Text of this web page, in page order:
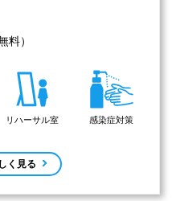
料）
リハーサル室 感染症対策
く見る